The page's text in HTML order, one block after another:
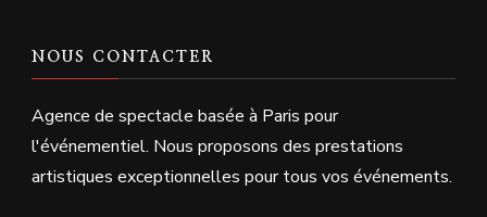
NOUS CONTACTER
Agence de spectacle basée à Paris pour
l'événementiel. Nous proposons des prestations
artistiques exceptionnelles pour tous vos événements.